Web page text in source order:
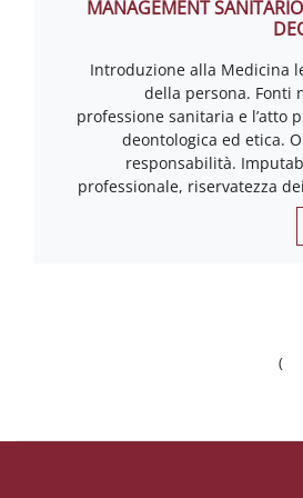
MANAGEMENT
Introduzione alla Medicina
della persona. Fonti
professione sanitaria e l’atto
deontologica ed etica.
responsabilità.
professionale, riservatezza
)